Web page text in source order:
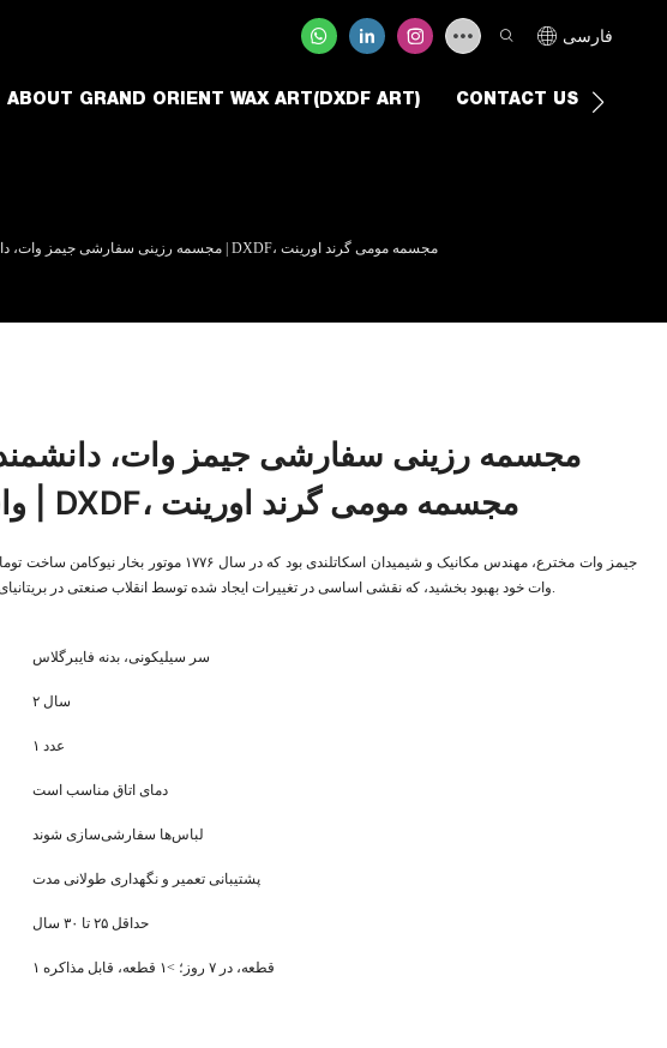
فارسی
ABOUT GRAND ORIENT WAX ART(DXDF ART) CONTACT US
مجسمه رزینی سفارشی جیمز وات، دانشمند مشهور، در اندازه واقعی و شبیه انسان | DXDF، مجسمه مومی گرند اورینت
مجسمه رزینی سفارشی جیمز وات، دانشمند
واقعی و شبیه انسان | DXDF، مجسمه مومی گرند اورینت
وات خود بهبود بخشید، که نقشی اساسی در تغییرات ایجاد شده توسط انقلاب صنعتی در بریتانیای کبیر، زادگاهش و سایر نقاط جهان داشت.
سر سیلیکونی، بدنه فایبرگلاس
۲ سال
۱ عدد
دمای اتاق مناسب است
لباس‌ها سفارشی‌سازی شوند
پشتیبانی تعمیر و نگهداری طولانی مدت
حداقل ۲۵ تا ۳۰ سال
۱ قطعه، در ۷ روز؛ >۱ قطعه، قابل مذاکره